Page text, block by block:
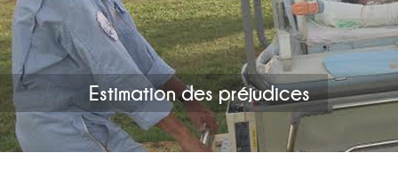
CONSEILS, AUDITS,
Estimation des préjudices